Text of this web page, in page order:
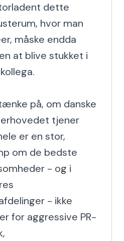
dette
hvor man
måske endda
at blive stukket i
på, om danske
tjener
er en stor,
om de bedste
- og i
- ikke
for aggressive PR-